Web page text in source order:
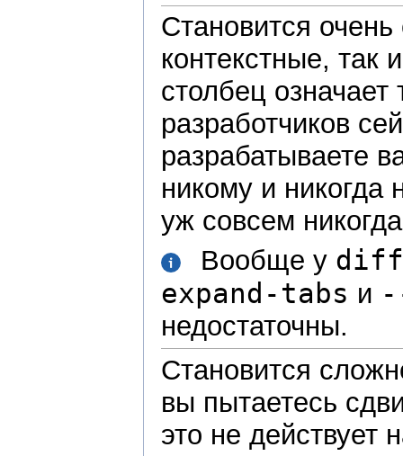
Становится
контекстные,
столбец
разработчиков
разрабатываете
никому и никогда
уж совсем
Вообще у diff
expand-tabs и
недостаточны.
Становится
вы пытаетесь
это не действует